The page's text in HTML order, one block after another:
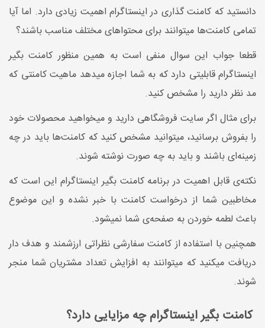
دانستید که کامنت گذاری در اینستاگرام اهمیت زیادی دارد. اما آیا
تمامی کامنت‌ها میتوانند برای محتواهای مختلف مناسب باشند؟
قطعا جواب این سوال منفی است به همین منظور کامنت بگیر
اینستاگرام قابلیتی دارد که به شما اجازه میدهد ماهیت کامنتی که
مد نظر دارید را مشخص کنید.
برای مثال اگر سایت فروشگاهی دارید و میخواهید محصولات خود
را بفروش برسانید، میتوانید مشخص کنید که کامنت‌ها باید در چه
زمینه‌ای باشند و باید به چه صورت نوشته شوند.
نکته‌ی قابل اهمیت در برنامه کامنت بگیر اینستاگرام این است که
مخاطبین شما از درخواست کامنت با خبر نشده و این موضوع
باعث لطمه خوردن به صفحه‌ی شما نمیشود.
همچنین با استفاده از کامنت سفارشی نظراتی ارزشمند و هدف دار
دریافت میکنید که میتوانند به افزایش تعداد مشتریان شما منجر
شوند.
کامنت بگیر اینستاگرام چه مزایایی دارد؟